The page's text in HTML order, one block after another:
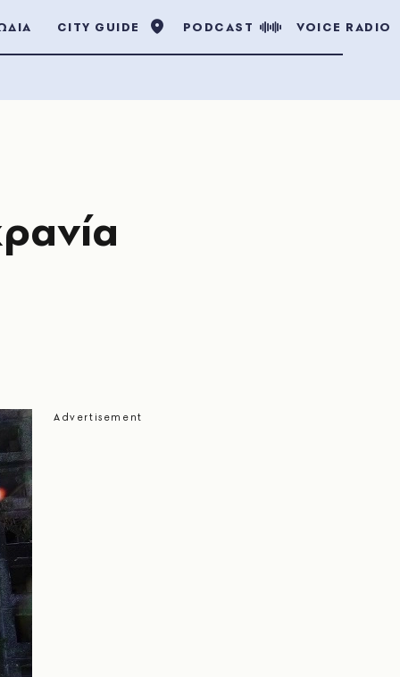
CITY GUIDE PODCAST VOICE RADIO